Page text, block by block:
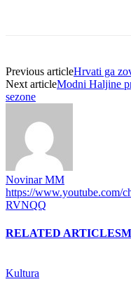
Previous articleHrvati ga
Next articleModni Haljine
sezone
Novinar MM
https://www.youtube.com/
RVNQQ
RELATED ARTICLES
Kultura